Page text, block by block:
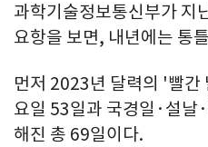
과학기술정보통신부가 지
요항을 보면, 내년에는 통
먼저 2023년 달력의 '빨간
요일 53일과 국경일·설날
해진 총 69일이다.